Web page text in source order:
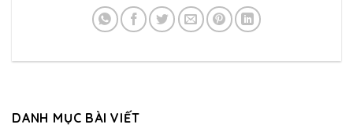
DANH MỤC BÀI VIẾT